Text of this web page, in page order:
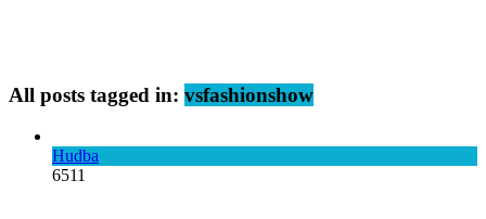
All posts tagged in: vsfashionshow
Hudba
6511